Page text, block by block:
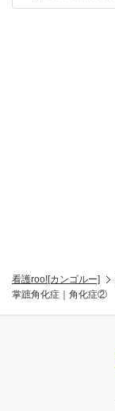
看護roo![カンゴルー]
掌蹠角化症｜角化症②